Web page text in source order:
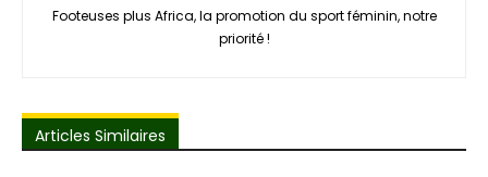
Footeuses plus Africa, la promotion du sport féminin, notre
priorité !
Articles Similaires